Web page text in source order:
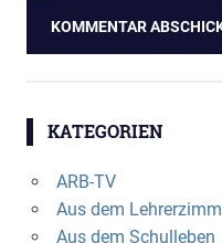
KATEGORIEN
ARB-TV
Aus dem
Aus dem Schulleben